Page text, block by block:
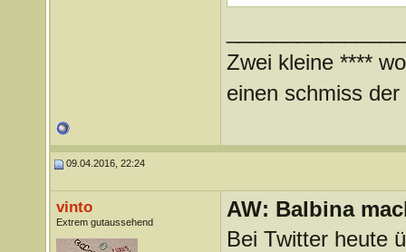
Zwei kleine ****
einen schmiss
09.04.2016, 22:24
vinto
Extrem gutaussehend
AW: Balbina
Bei Twitter heute